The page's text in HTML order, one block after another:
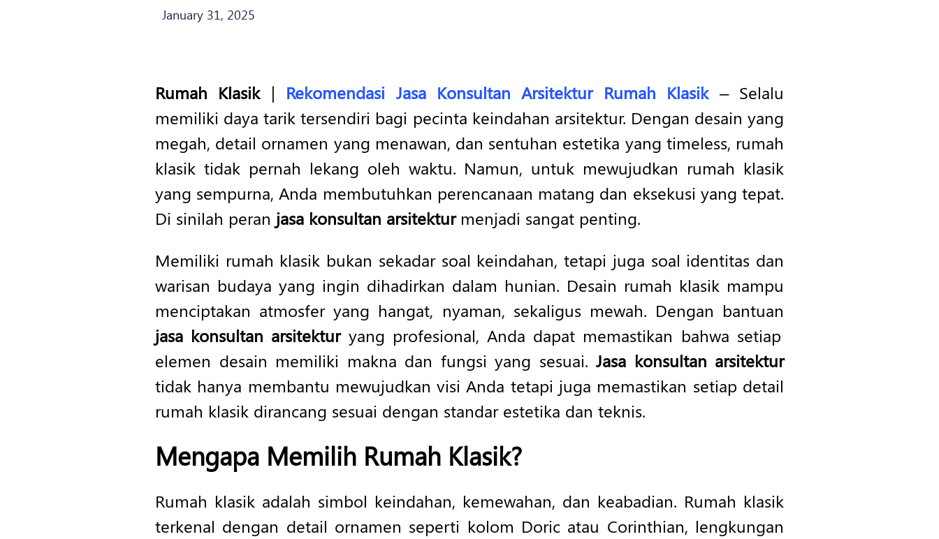
January 31, 2025
Rumah Klasik| Rekomendasi Jasa Konsultan Arsitektur Rumah Klasik– Selalu
memiliki daya tarik tersendiri bagi pecinta keindahan arsitektur. Dengan desain yang
megah, detail ornamen yang menawan, dan sentuhan estetika yang timeless, rumah
klasik tidak pernah lekang oleh waktu. Namun, untuk mewujudkan rumah klasik
yang sempurna, Anda membutuhkan perencanaan matang dan eksekusi yang tepat.
Di sinilah peran jasa konsultan arsitekturmenjadi sangat penting.
Memiliki rumah klasik bukan sekadar soal keindahan, tetapi juga soal identitas dan
warisan budaya yang ingin dihadirkan dalam hunian. Desain rumah klasik mampu
menciptakan atmosfer yang hangat, nyaman, sekaligus mewah. Dengan bantuan
jasa konsultan arsitektur yang profesional, Anda dapat memastikan bahwa setiap
elemen desain memiliki makna dan fungsi yang sesuai. Jasa konsultan arsitektur
tidak hanya membantu mewujudkan visi Anda tetapi juga memastikan setiap detail
rumah klasik dirancang sesuai dengan standar estetika dan teknis.
Mengapa Memilih Rumah Klasik?
Rumah klasik adalah simbol keindahan, kemewahan, dan keabadian. Rumah klasik
terkenal dengan detail ornamen seperti kolom Doric atau Corinthian, lengkungan